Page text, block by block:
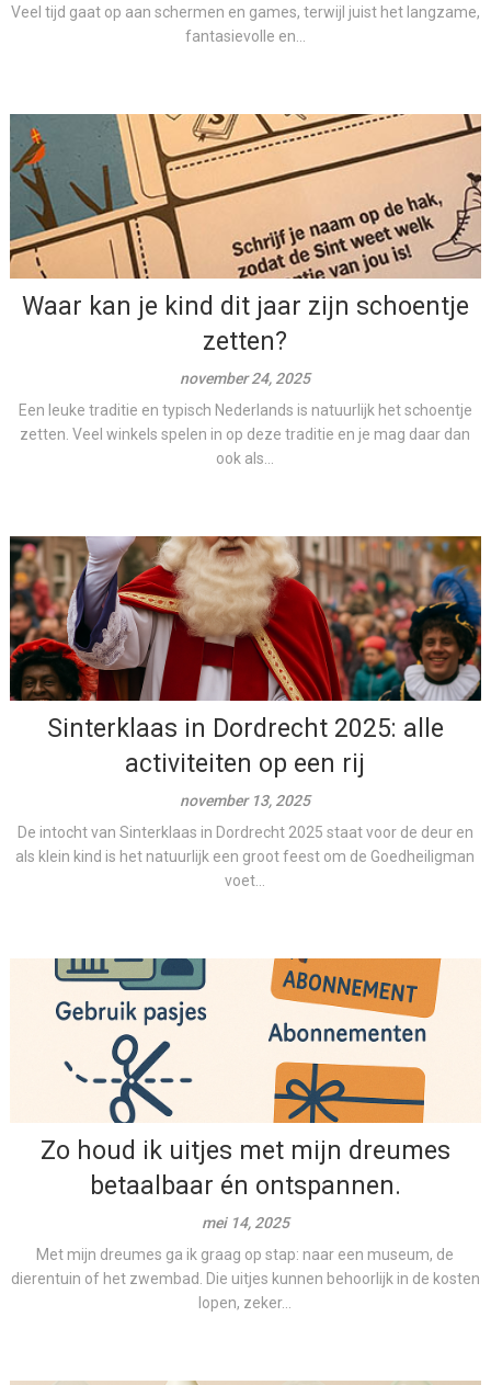
Veel tijd gaat op aan schermen en games, terwijl juist het langzame,
fantasievolle en...
Waar kan je kind dit jaar zijn schoentje
zetten?
november 24, 2025
Een leuke traditie en typisch Nederlands is natuurlijk het schoentje
zetten. Veel winkels spelen in op deze traditie en je mag daar dan
ook als...
Sinterklaas in Dordrecht 2025: alle
activiteiten op een rij
november 13, 2025
De intocht van Sinterklaas in Dordrecht 2025 staat voor de deur en
als klein kind is het natuurlijk een groot feest om de Goedheiligman
voet...
Zo houd ik uitjes met mijn dreumes
betaalbaar én ontspannen.
mei 14, 2025
Met mijn dreumes ga ik graag op stap: naar een museum, de
dierentuin of het zwembad. Die uitjes kunnen behoorlijk in de kosten
lopen, zeker...